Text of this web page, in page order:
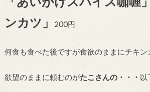
ンカツ」
200円
何食も食べた後ですが食欲のままにチキン
欲望のままに頼むのがたこさんの・・・ 以